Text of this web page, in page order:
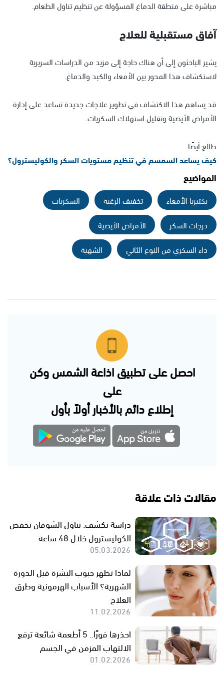
مباشرة على منطقة الدماغ المسؤولة عن تنظيم تناول الطعام.
آفاق مستقبلية للعلاج
يشير الباحثون إلى أن هناك حاجة إلى مزيد من الدراسات السريرية
لاستكشاف هذا المحور بين الأمعاء والكبد والدماغ.
قد يساهم هذا الاكتشاف في تطوير علاجات جديدة تساعد على إدارة
الأمراض الأيضية وتقليل استهلاك السكريات.
طالع أيضًا
كيف يساعد السمسم في تنظيم مستويات السكر والكوليسترول؟
المواضيع
بكتيريا الأمعاء تخفيف الرغبة
السكريات
درجات السكر
الأمراض الأيضية
داء السكري من النوع الثاني
الشهية
احصل على تطبيق اذاعة الشمس وكن
على
إطلاع دائم بالأخبار أولاً بأول
مقالات ذات علاقة
دراسة تكشف: تناول الشوفان يخفض
الكوليسترول خلال 48 ساعة
05.03.2026
لماذا تظهر حبوب البشرة قبل الدورة
الشهرية؟ الأسباب الهرمونية وطرق
العلاج
11.02.2026
احذرها فورًا.. 5 أطعمة شائعة ترفع
الالتهاب المزمن في الجسم
01.02.2026